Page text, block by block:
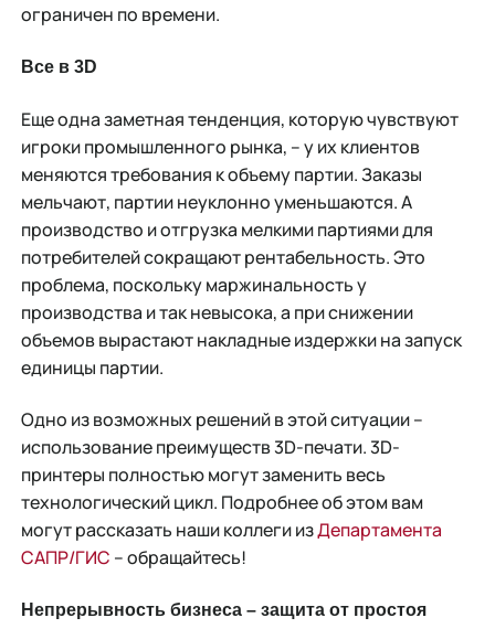
ограничен по времени.
Все в 3D
Еще одна заметная тенденция, которую чувствуют
игроки промышленного рынка, – у их клиентов
меняются требования к объему партии. Заказы
мельчают, партии неуклонно уменьшаются. А
производство и отгрузка мелкими партиями для
потребителей сокращают рентабельность. Это
проблема, поскольку маржинальность у
производства и так невысока, а при снижении
объемов вырастают накладные издержки на запуск
единицы партии.
Одно из возможных решений в этой ситуации –
использование преимуществ 3D-печати. 3D-
принтеры полностью могут заменить весь
технологический цикл. Подробнее об этом вам
могут рассказать наши коллеги изДепартамента
САПР/ГИС – обращайтесь!
Непрерывность бизнеса – защита от простоя